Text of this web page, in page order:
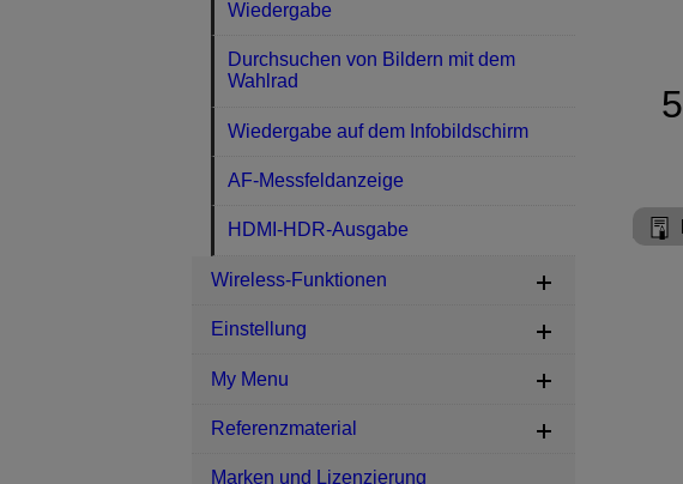
Wiedergabe
Durchsuchen von Bildern mit dem
Wahlrad
Wiedergabe auf dem Infobildschirm
AF-Messfeldanzeige
HDMI-HDR-Ausgabe
Wireless-Funktionen
Einstellung
My Menu
Referenzmaterial
Marken und Lizenzierung